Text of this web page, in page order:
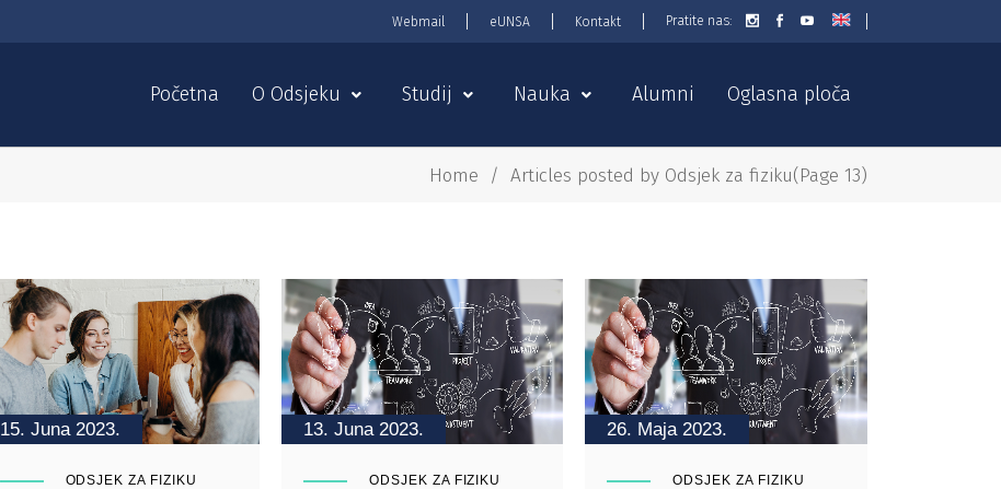
Webmail eUNSA Kontakt Pratite nas:
Početna O Odsjeku Studij Nauka Alumni Oglasna ploča
Home / Articles posted by Odsjek za fiziku(Page 13)
15. Juna 2023.
ODSJEK ZA FIZIKU
13. Juna 2023.
ODSJEK ZA FIZIKU
26. Maja 2023.
ODSJEK ZA FIZIKU